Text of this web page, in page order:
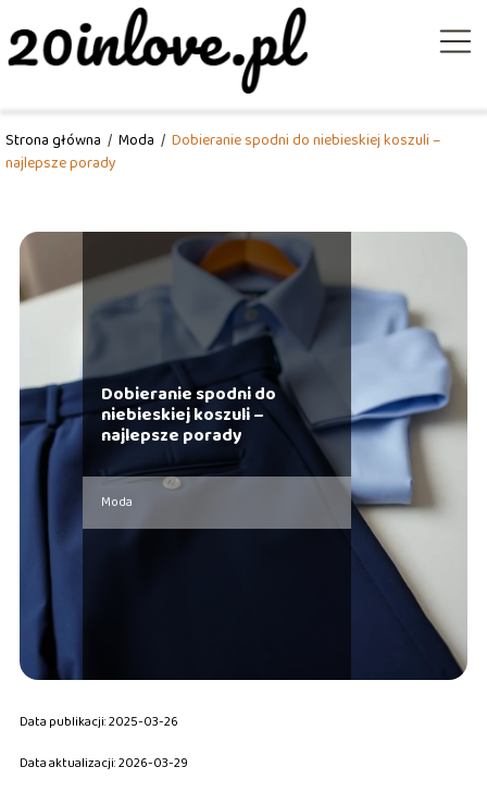
Strona główna / Moda / Dobieranie spodni do niebieskiej koszuli –
najlepsze porady
Dobieranie spodni do
niebieskiej koszuli –
najlepsze porady
Moda
Data publikacji: 2025-03-26
Data aktualizacji: 2026-03-29